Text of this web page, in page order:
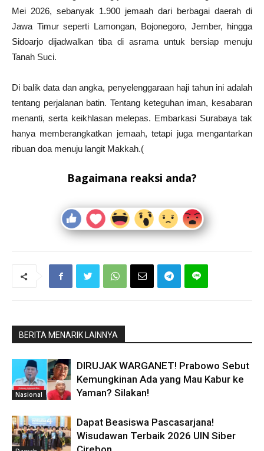
Mei 2026, sebanyak 1.900 jemaah dari berbagai daerah di
Jawa Timur seperti Lamongan, Bojonegoro, Jember, hingga
Sidoarjo dijadwalkan tiba di asrama untuk bersiap menuju
Tanah Suci.
Di balik data dan angka, penyelenggaraan haji tahun ini adalah
tentang perjalanan batin. Tentang keteguhan iman, kesabaran
menanti, serta keikhlasan melepas. Embarkasi Surabaya tak
hanya memberangkatkan jemaah, tetapi juga mengantarkan
ribuan doa menuju langit Makkah.(
Bagaimana reaksi anda?
BERITA MENARIK LAINNYA
Nasional
DIRUJAK WARGANET! Prabowo Sebut
Kemungkinan Ada yang Mau Kabur ke
Yaman? Silakan!
Dapat Beasiswa Pascasarjana!
Wisudawan Terbaik 2026 UIN Siber